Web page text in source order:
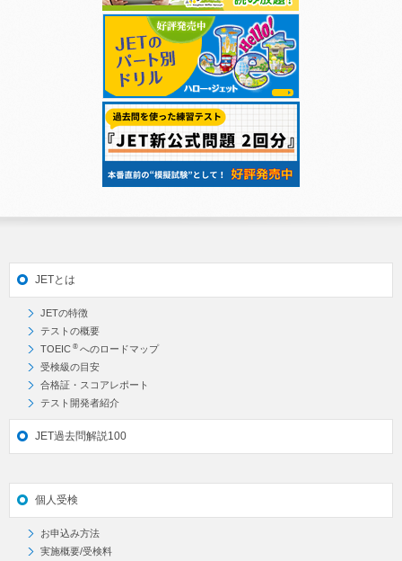
JETとは
JETの特徴
テストの概要
TOEIC ® へのロードマップ
受検級の目安
合格証・スコアレポート
テスト開発者紹介
JET過去問解説100
個人受検
お申込み方法
実施概要/受検料